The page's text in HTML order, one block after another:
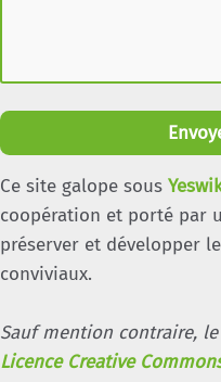
Ce site galope sous
coopération et porté par
préserver et développer
conviviaux.
Sauf mention contraire,
Licence Creative